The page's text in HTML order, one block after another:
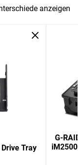
anzeigen
Drive Tray
G-